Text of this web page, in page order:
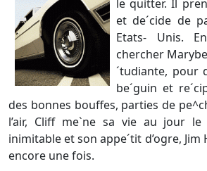
le quitter. Il
et de´cide de
Etats- Unis.
chercher
´tudiante, pour
be´guin et
des bonnes bouffes, parties de
l’air, Cliff me`ne sa vie au jour
inimitable et son appe´tit d’ogre,
encore une fois.